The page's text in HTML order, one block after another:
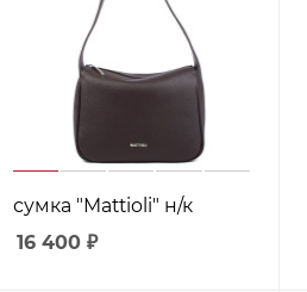
сумка "Mattioli" н/к
16 400₽